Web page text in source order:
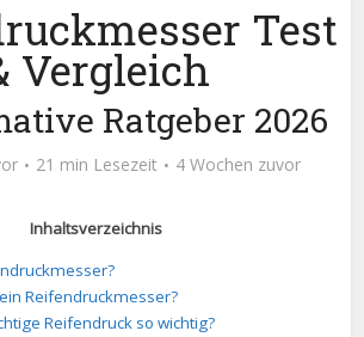
Test
Vergleich
Ratgeber 2026
21 min Lesezeit 4 Wochen zuvor
Inhaltsverzeichnis
Reifendruckmesser?
Reifendruck so wichtig?